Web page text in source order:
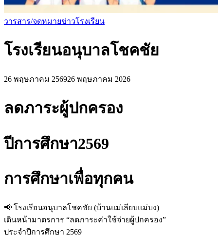
วารสาร/จดหมายข่าวโรงเรียน
โรงเรียนอนุบาลโชคชัย
26 พฤษภาคม 256926 พฤษภาคม 2026
ลดภาระผู้ปกครอง
ปีการศึกษา2569
การศึกษาเพื่อทุกคน
📢 โรงเรียนอนุบาลโชคชัย (บ้านแม่เลียบแม่บง)
เดินหน้ามาตรการ “ลดภาระค่าใช้จ่ายผู้ปกครอง”
ประจำปีการศึกษา 2569